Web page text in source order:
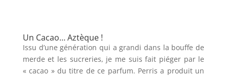
Un Cacao… Aztèque !
Issu d’une génération qui a grandi dans la bouffe de
merde et les sucreries, je me suis fait piéger par le
« cacao » du titre de ce parfum. Perris a produit un